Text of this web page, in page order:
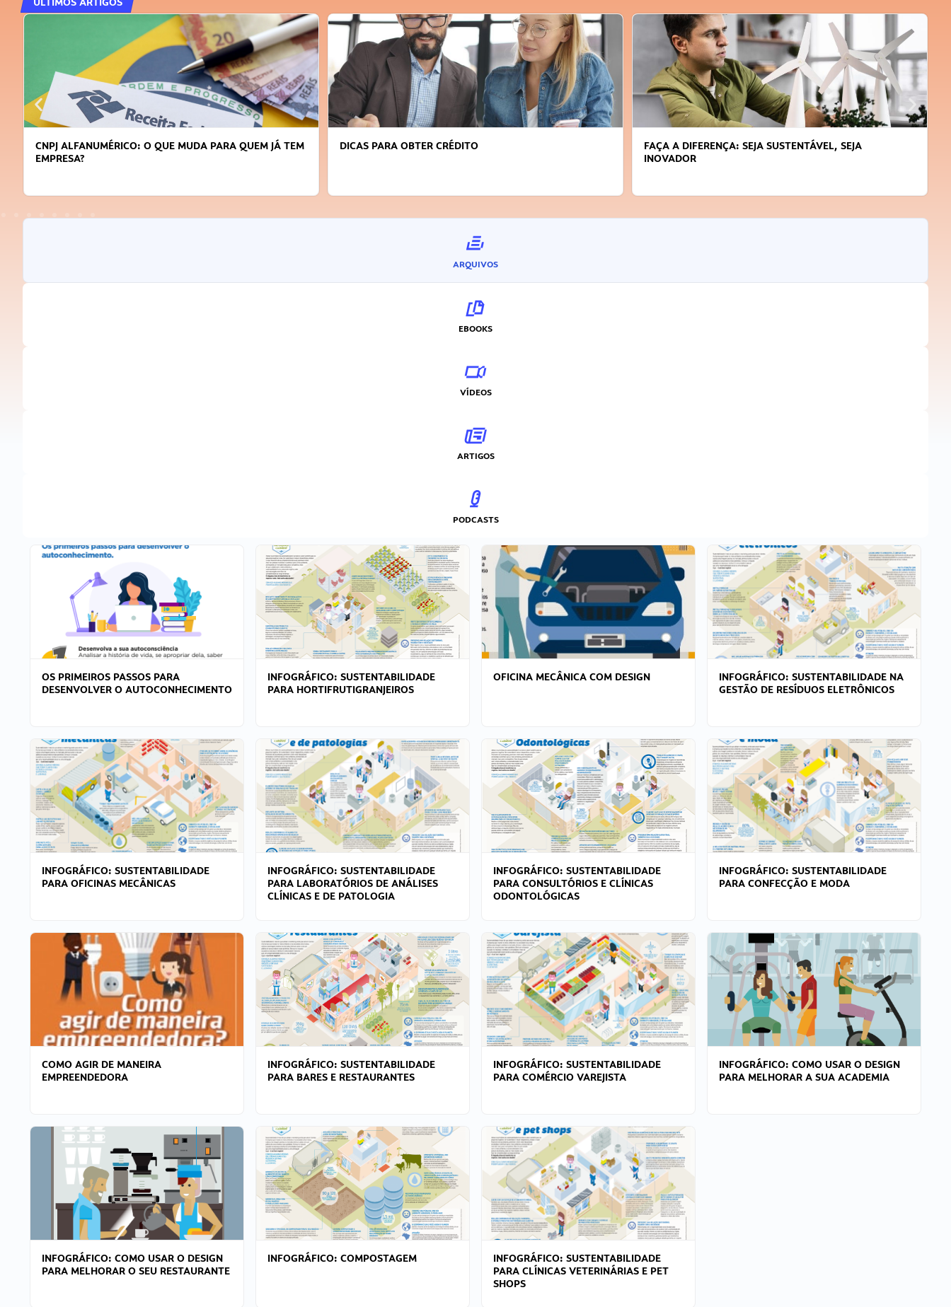
CNPJ ALFANUMÉRICO: O QUE MUDA PARA QUEM JÁ TEM
EMPRESA?
DICAS PARA OBTER CRÉDITO
FAÇA A DIFERENÇA: SEJA SUSTENTÁVEL, SEJA
INOVADOR
ARQUIVOS
EBOOKS
VÍDEOS
ARTIGOS
PODCASTS
OS PRIMEIROS PASSOS PARA
DESENVOLVER O AUTOCONHECIMENTO
INFOGRÁFICO: SUSTENTABILIDADE
PARA HORTIFRUTIGRANJEIROS
OFICINA MECÂNICA COM DESIGN
INFOGRÁFICO: SUSTENTABILIDADE NA
GESTÃO DE RESÍDUOS ELETRÔNICOS
INFOGRÁFICO: SUSTENTABILIDADE
PARA OFICINAS MECÂNICAS
INFOGRÁFICO: SUSTENTABILIDADE
PARA LABORATÓRIOS DE ANÁLISES
CLÍNICAS E DE PATOLOGIA
INFOGRÁFICO: SUSTENTABILIDADE
PARA CONSULTÓRIOS E CLÍNICAS
ODONTOLÓGICAS
INFOGRÁFICO: SUSTENTABILIDADE
PARA CONFECÇÃO E MODA
COMO AGIR DE MANEIRA
EMPREENDEDORA
INFOGRÁFICO: SUSTENTABILIDADE
PARA BARES E RESTAURANTES
INFOGRÁFICO: SUSTENTABILIDADE
PARA COMÉRCIO VAREJISTA
INFOGRÁFICO: COMO USAR O DESIGN
PARA MELHORAR A SUA ACADEMIA
INFOGRÁFICO: COMO USAR O DESIGN
PARA MELHORAR O SEU RESTAURANTE
INFOGRÁFICO: COMPOSTAGEM
INFOGRÁFICO: SUSTENTABILIDADE
PARA CLÍNICAS VETERINÁRIAS E PET
SHOPS